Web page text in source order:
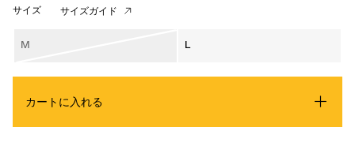
サイズ サイズガイド
M L
カートに入れる